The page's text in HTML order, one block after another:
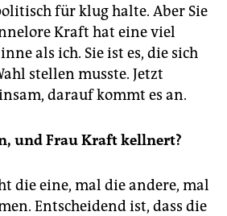
für klug halte. Aber Sie
Kraft hat eine viel
als ich. Sie ist es, die sich
stellen musste. Jetzt
darauf kommt es an.
und Frau Kraft kellnert?
die eine, mal die andere, mal
Entscheidend ist, dass die